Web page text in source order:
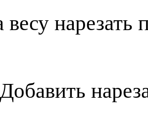
весу
Добавить